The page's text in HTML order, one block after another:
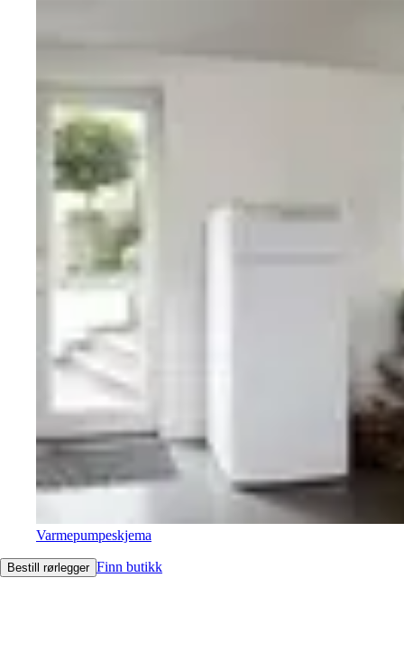
Varmepumpeskjema
Bestill rørlegger Finn butikk